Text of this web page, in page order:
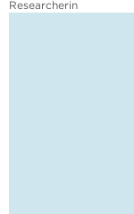
Researcherin